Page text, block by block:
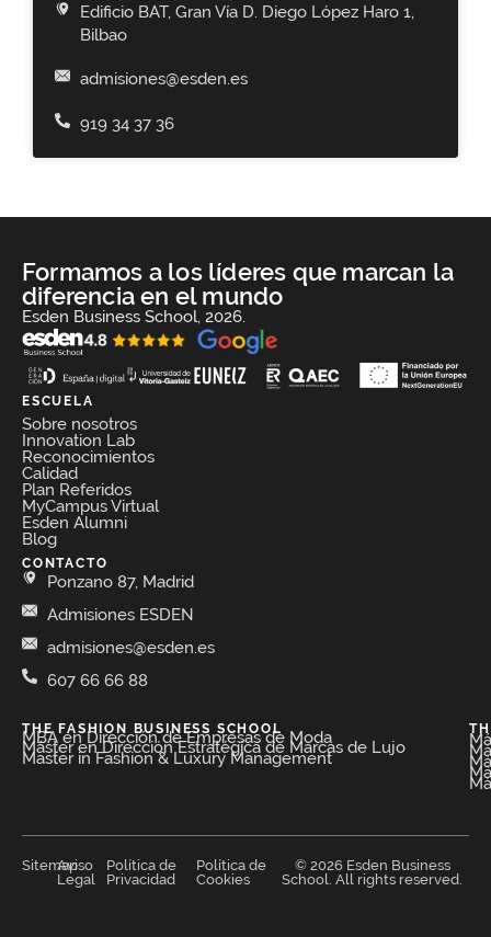
Edificio BAT, Gran Vía D. Diego López Haro 1,
Bilbao
admisiones@esden.es
919 34 37 36
Formamos a los líderes que marcan la
diferencia en el mundo
Esden Business School, 2026.
ESCUELA
Sobre nosotros
Innovation Lab
Reconocimientos
Calidad
Plan Referidos
MyCampus Virtual
Esden Alumni
Blog
CONTACTO
Ponzano 87, Madrid
Admisiones ESDEN
admisiones@esden.es
607 66 66 88
THE FASHION BUSINESS SCHOOL​
MBA en Dirección de Empresas de Moda​
Máster en Dirección Estratégica de Marcas de Lujo
Master in Fashion & Luxury Management
© 2026 Esden Business
School. All rights reserved.
Sitemap
Aviso
Legal
Política de
Privacidad
Política de
Cookies